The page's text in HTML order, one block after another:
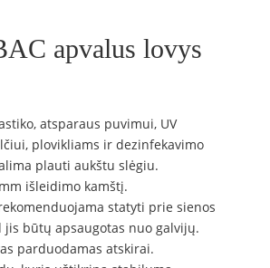
apvalus lovys
atsparaus puvimui, UV
plovikliams ir dezinfekavimo
plauti aukštu slėgiu.
išleidimo kamštį.
statyti prie sienos
jis būtų apsaugotas nuo galvijų.
parduodamas atskirai.